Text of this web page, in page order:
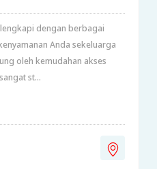
dengan berbagai
Anda sekeluarga
oleh kemudahan akses
st...